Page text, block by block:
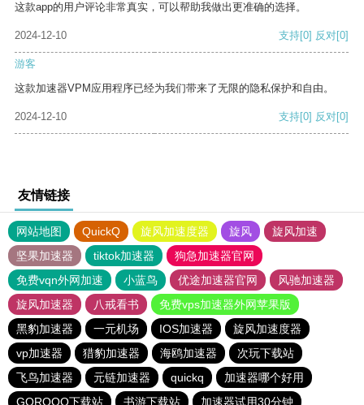
这款app的用户评论非常真实，可以帮助我做出更准确的选择。
2024-12-10 支持[0] 反对[0]
游客
这款加速器VPM应用程序已经为我们带来了无限的隐私保护和自由。
2024-12-10 支持[0] 反对[0]
友情链接
网站地图 QuickQ 旋风加速度器 旋风
旋风加速
坚果加速器
tiktok加速器
狗急加速器官网
免费vqn外网加速
小蓝鸟 优途加速器官网
风驰加速器
旋风加速器
八戒看书
免费vps加速器外网苹果版
黑豹加速器
一元机场 IOS加速器
旋风加速度器
vp加速器
猎豹加速器 海鸥加速器
次玩下载站
飞鸟加速器
元链加速器 quickq
加速器哪个好用
GOROOO下载站
书游下载站 加速器试用30分钟